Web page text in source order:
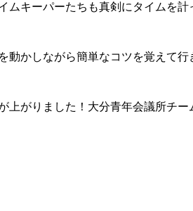
キーパーたちも真剣にタイムを計
かしながら簡単なコツを覚えて行
がりました！大分青年会議所チ